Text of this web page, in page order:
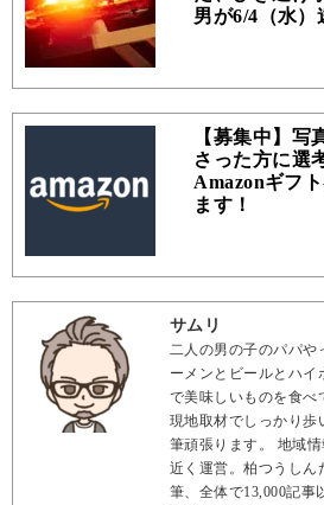
男が6/4（水）
【募集中】写
さった方に選
Amazonギフ
ます！
サムリ
二人の男の子のパパや
ーメンとビールとハイ
で美味しいものを食べ
現地取材でしっかり歩
筆頑張ります。 地域
近く運営。柏つうしん
筆、全体で13,000記事